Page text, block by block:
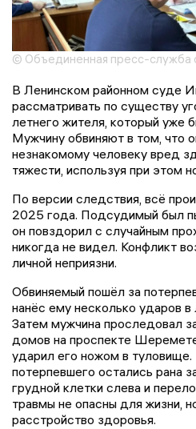
© Объединенная пресс-служба
В Ленинском районном суде
рассматривать по существу
летнего жителя, который уже
Мужчину обвиняют в том, что
незнакомому человеку вред
тяжести, используя при этом
По версии следствия, всё
2025 года. Подсудимый был
он повздорил с случайным
никогда не видел. Конфликт
личной неприязни.
Обвиняемый пошёл за
нанёс ему несколько ударов в
Затем мужчина проследовал
домов на проспекте
ударил его ножом в туловище.
потерпевшего остались рана
грудной клетки слева и
травмы не опасны для жизни,
расстройство здоровья.